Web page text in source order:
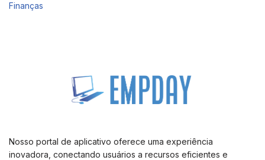
Finanças
Nosso portal de aplicativo oferece uma experiência
inovadora, conectando usuários a recursos eficientes e